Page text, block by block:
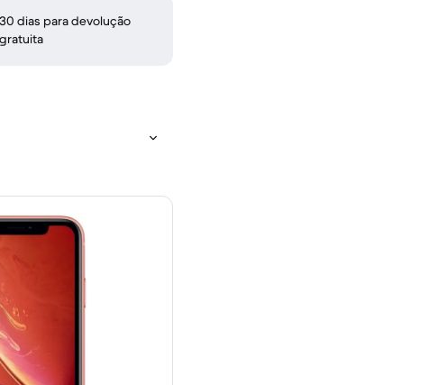
30 dias para devolução
gratuita